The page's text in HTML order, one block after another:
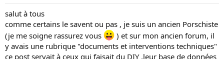
e
l
d
i
s
c
é
t
salut à tous
comme certains le savent ou pas , je suis un ancien Porschiste
(je me soigne rassurez vous
) et sur mon ancien forum, il
y avais une rubrique "documents et interventions techniques"
ce post servait à ceux qui faisait du DIY ,leur base de données